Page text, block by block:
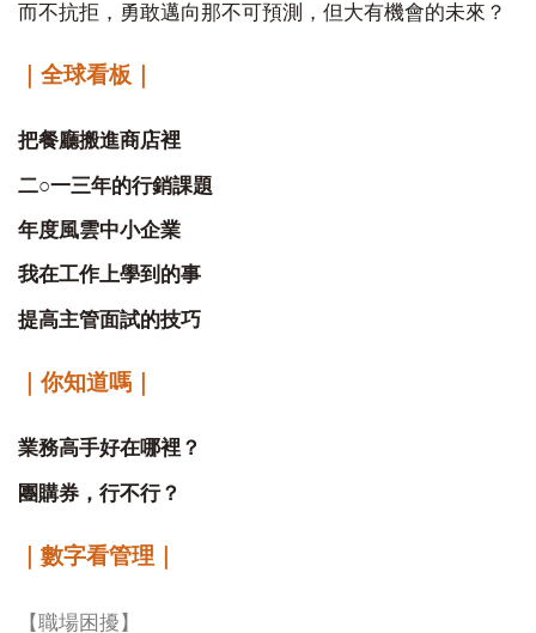
而不抗拒，勇敢邁向那不可預測，但大有機會的未來？
｜全球看板｜
把餐廳搬進商店裡
二○一三年的行銷課題
年度風雲中小企業
我在工作上學到的事
提高主管面試的技巧
｜你知道嗎｜
業務高手好在哪裡？
團購券，行不行？
｜數字看管理｜
【職場困擾】